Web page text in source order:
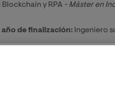
Blockchain y RPA - Máster en
de finalización: Ingeniero